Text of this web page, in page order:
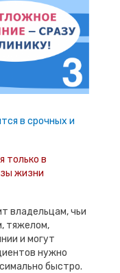
в срочных и
только в
жизни
владельцам, чьи
тяжелом,
и могут
нужно
быстро.